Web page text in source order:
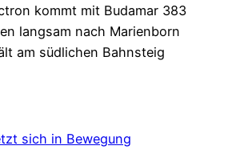
kommt mit Budamar 383
langsam nach Marienborn
am südlichen Bahnsteig